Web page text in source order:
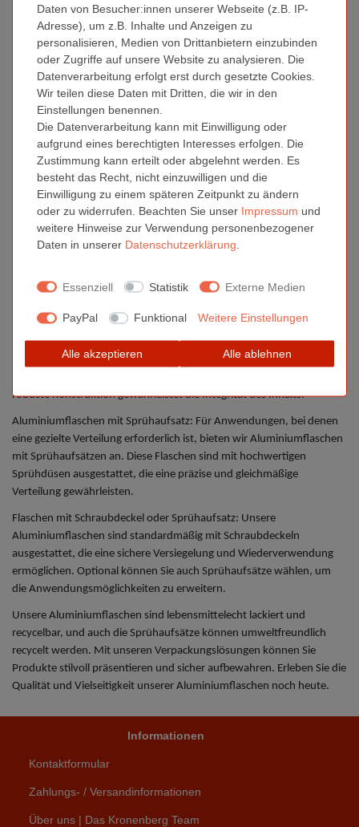
Aluminium Flasche | 15ml | 25x60mm
ab 0,86 € *
Aluminium Flaschen
Aluminiumflaschen - optional mit
Sprühkappe
Unsere Aluminiumflaschen sind die perfekte Wahl für die sichere
mit Schraubdeckel oder einem Sprühaufsatz suchen, wir haben die
Aluminiumflaschen für sichere Aufbewahrung: Unsere
Aluminiumflaschen bieten hervorragende Korrosionsbeständigkeit
und schützen Ihre wertvollen Flüssigkeiten, sei es Getränke, Öle,
robuste Konstruktion gewährleistet die Integrität des Inhalts.
Aluminiumflaschen mit Sprühaufsatz: Für Anwendungen, bei denen
eine gezielte Verteilung erforderlich ist, bieten wir Aluminiumflaschen
mit Sprühaufsätzen an. Diese Flaschen sind mit hochwertigen
Sprühdüsen ausgestattet, die eine präzise und gleichmäßige
Verteilung gewährleisten.
Flaschen mit Schraubdeckel oder Sprühaufsatz: Unsere
Aluminiumflaschen sind standardmäßig mit Schraubdeckeln
ausgestattet, die eine sichere Versiegelung und Wiederverwendung
ermöglichen. Optional können Sie auch Sprühaufsätze wählen, um
die Anwendungsmöglichkeiten zu erweitern.
Unsere Aluminiumflaschen sind lebensmittelecht lackiert und
recycelbar, und auch die Sprühaufsätze können umweltfreundlich
recycelt werden. Mit unseren Verpackungslösungen können Sie
Produkte stilvoll präsentieren und sicher aufbewahren. Erleben Sie die
Qualität und Vielseitigkeit unserer Aluminiumflaschen noch heute.
Informationen
Kontaktformular
Zahlungs- / Versandinformationen
Über uns | Das Kronenberg Team
Daten von Besucher:innen unserer Webseite (z.B. IP-
Adresse), um z.B. Inhalte und Anzeigen zu
personalisieren, Medien von Drittanbietern einzubinden
oder Zugriffe auf unsere Website zu analysieren. Die
Datenverarbeitung erfolgt erst durch gesetzte Cookies.
Wir teilen diese Daten mit Dritten, die wir in den
Einstellungen benennen.
Die Datenverarbeitung kann mit Einwilligung oder
aufgrund eines berechtigten Interesses erfolgen. Die
Zustimmung kann erteilt oder abgelehnt werden. Es
besteht das Recht, nicht einzuwilligen und die
Einwilligung zu einem späteren Zeitpunkt zu ändern
oder zu widerrufen. Beachten Sie unser Impressum und
weitere Hinweise zur Verwendung personenbezogener
Daten in unserer Daten­schutz­erklärung
Essenziell Statistik Externe Medien
PayPal Funktional Weitere Einstellungen
Alle akzeptieren Alle ablehnen